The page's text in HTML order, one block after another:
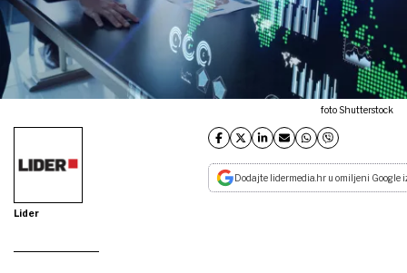
foto Shutterstock
Lider
Dodajte lidermedia.hr u omiljeni Google